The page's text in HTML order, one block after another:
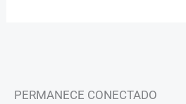
PERMANECE CONECTADO